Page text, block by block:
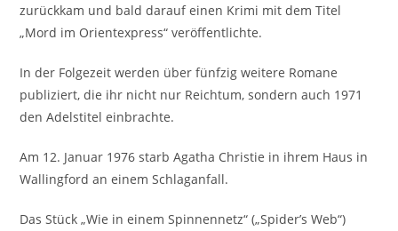
zurückkam und bald darauf einen Krimi mit dem Titel
„Mord im Orientexpress“ veröffentlichte.
In der Folgezeit werden über fünfzig weitere Romane
publiziert, die ihr nicht nur Reichtum, sondern auch 1971
den Adelstitel einbrachte.
Am 12. Januar 1976 starb Agatha Christie in ihrem Haus in
Wallingford an einem Schlaganfall.
Das Stück „Wie in einem Spinnennetz“ („Spider’s Web“)